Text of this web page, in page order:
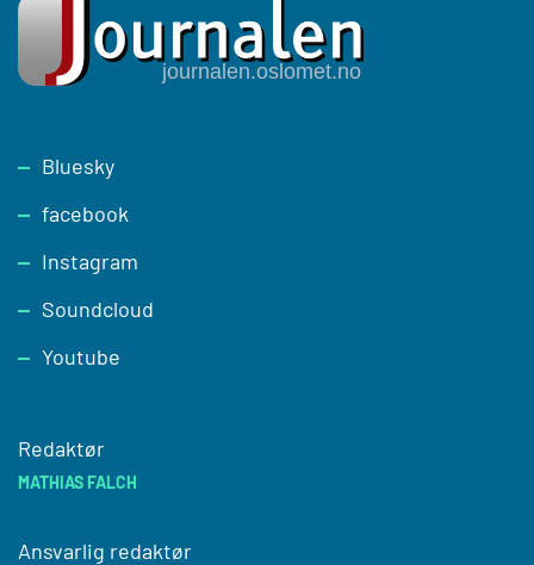
Footer
Bluesky
facebook
Instagram
Soundcloud
Youtube
Redaktør
MATHIAS FALCH
Ansvarlig redaktør